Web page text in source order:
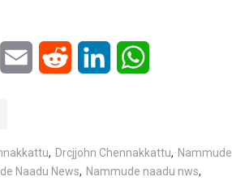
Twitter Email Reddit LinkedIn
, Drcjjohn Chennakkattu, Nammude
Naadu News, Nammude naadu nws,